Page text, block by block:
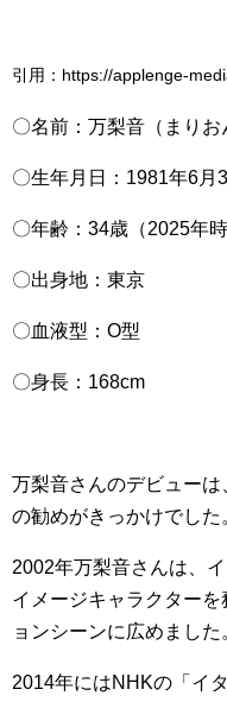
引用：https://applenge-
〇名前：万梨音（まりお
〇生年月日：1981年6月
〇年齢：34歳（2025年時
〇出身地：東京
〇血液型：O型
〇身長：168cm
万梨音さんのデビュー
の勧めがきっかけでした
2002年万梨音さんは、
イメージキャラクター
ョンシーンに広めました
2014年にはNHKの「イ